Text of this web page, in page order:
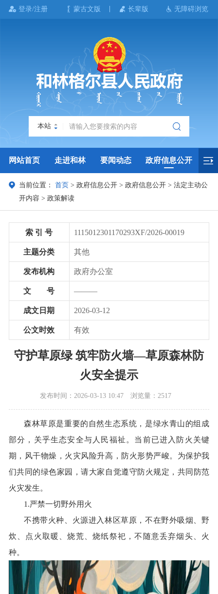
登录/注册 蒙古文版 长辈版 无障碍浏览
本站
网站首页 走进和林 要闻动态 政府信息公开
政务服务 政民互动 政府数据 专题专栏
当前位置：首页 >政府信息公开 >政府信息公开 >法定主动公
开内容 >政策解读
索 引 号 1115012301170293XF/2026-00019
主题分类 其他
发布机构 政府办公室
文 号 ———
成文日期 2026-03-12
公文时效 有效
守护草原绿 筑牢防火墙—草原森林防
火安全提示
发布时间：2026-03-13 10:47 浏览量：2517
森林草原是重要的自然生态系统，是绿水青山的组成
部分，关乎生态安全与人民福祉。当前已进入防火关键
期，风干物燥，火灾风险升高，防火形势严峻。为保护我
们共同的绿色家园，请大家自觉遵守防火规定，共同防范
火灾发生。
1.严禁一切野外用火
不携带火种、火源进入林区草原，不在野外吸烟、野
炊、点火取暖、烧荒、烧纸祭祀，不随意丢弃烟头、火
种。